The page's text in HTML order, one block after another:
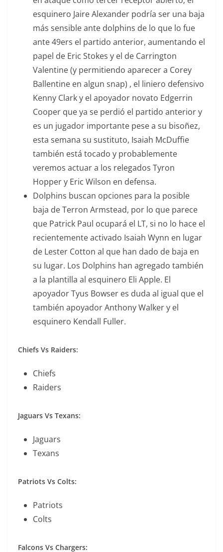
esquinero Jaire Alexander podría ser una baja
más sensible ante dolphins de lo que lo fue
ante 49ers el partido anterior, aumentando el
papel de Eric Stokes y el de Carrington
Valentine (y permitiendo aparecer a Corey
Ballentine en algun snap) , el liniero defensivo
Kenny Clark y el apoyador novato Edgerrin
Cooper que ya se perdió el partido anterior y
es un jugador importante pese a su bisoñez,
esta semana su sustituto, Isaiah McDuffie
también está tocado y probablemente
veremos actuar a los relegados Tyron
Hopper y Eric Wilson en defensa.
Dolphins buscan opciones para la posible
baja de Terron Armstead, por lo que parece
que Patrick Paul ocupará el LT, si no lo hace el
recientemente activado Isaiah Wynn en lugar
de Lester Cotton al que han dado de baja en
su lugar. Los Dolphins han agregado también
a la plantilla al esquinero Eli Apple. El
apoyador Tyus Bowser es duda al igual que el
también apoyador Anthony Walker y el
esquinero Kendall Fuller.
Chiefs Vs Raiders:
Chiefs
Raiders
Jaguars Vs Texans:
Jaguars
Texans
Patriots Vs Colts:
Patriots
Colts
Falcons Vs Chargers: